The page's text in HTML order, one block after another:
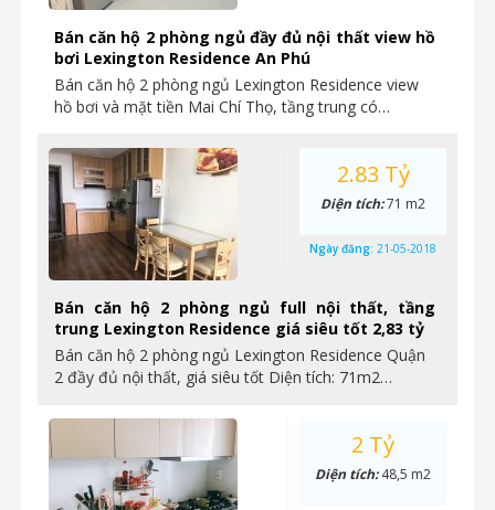
Bán căn hộ 2 phòng ngủ đầy đủ nội thất view hồ
bơi Lexington Residence An Phú
Bán căn hộ 2 phòng ngủ Lexington Residence view
hồ bơi và mặt tiền Mai Chí Thọ, tầng trung có…
Bán căn hộ 2 phòng ngủ full nội thất, tầng
trung Lexington Residence giá siêu tốt 2,83 tỷ
Bán căn hộ 2 phòng ngủ Lexington Residence Quận
2 đầy đủ nội thất, giá siêu tốt Diện tích: 71m2…
2.83 Tỷ
Diện tích:71 m2
Ngày đăng: 21-05-2018
2 Tỷ
Diện tích:48,5 m2